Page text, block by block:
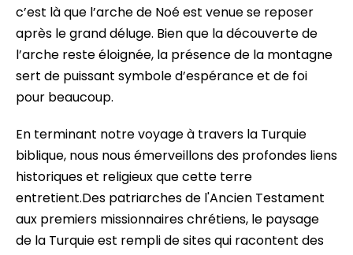
c’est là que l’arche de Noé est venue se reposer
après le grand déluge. Bien que la découverte de
l’arche reste éloignée, la présence de la montagne
sert de puissant symbole d’espérance et de foi
pour beaucoup.
En terminant notre voyage à travers la Turquie
biblique, nous nous émerveillons des profondes liens
historiques et religieux que cette terre
entretient.Des patriarches de l'Ancien Testament
aux premiers missionnaires chrétiens, le paysage
de la Turquie est rempli de sites qui racontent des